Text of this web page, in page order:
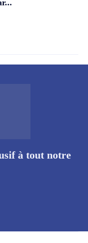
à tout notre